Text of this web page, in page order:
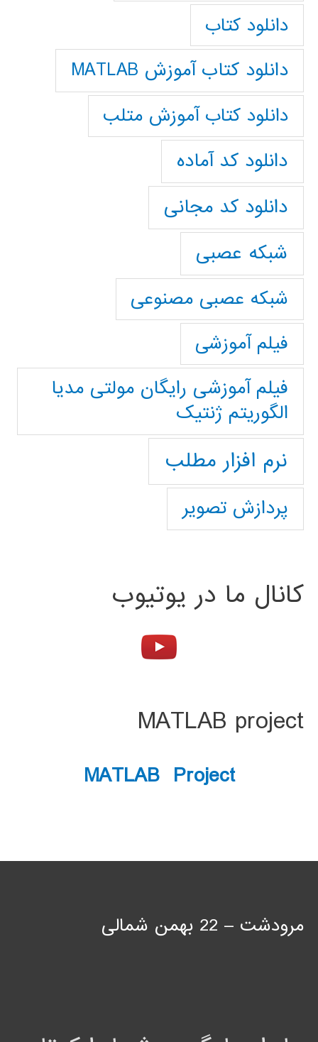
دانلود کتاب
دانلود کتاب آموزش MATLAB
دانلود کتاب آموزش متلب
دانلود کد آماده
دانلود کد مجانی
شبکه عصبی
شبکه عصبی مصنوعی
فیلم آموزشی
فیلم آموزشی رایگان مولتی مدیا
الگوریتم ژنتیک
نرم افزار مطلب
پردازش تصویر
کانال ما در یوتیوب
MATLAB project
MATLAB Project
مرودشت – 22 بهمن شمالی